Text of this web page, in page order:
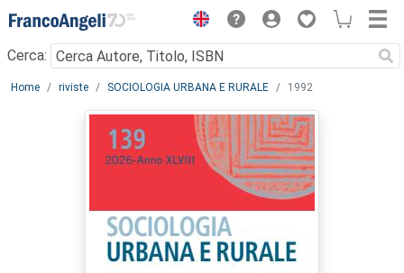
Menu
Cerca:
Main content
Home riviste SOCIOLOGIA URBANA E RURALE 1992